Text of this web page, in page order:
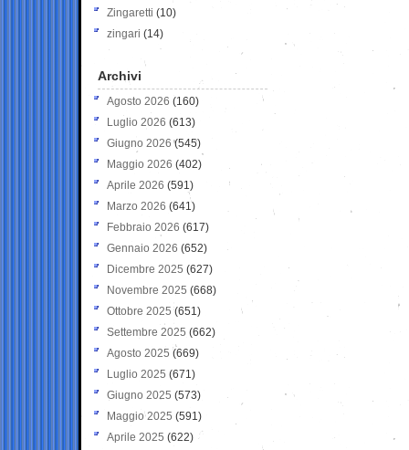
Zingaretti (10)
zingari (14)
Archivi
Agosto 2026 (160)
Luglio 2026 (613)
Giugno 2026 (545)
Maggio 2026 (402)
Aprile 2026 (591)
Marzo 2026 (641)
Febbraio 2026 (617)
Gennaio 2026 (652)
Dicembre 2025 (627)
Novembre 2025 (668)
Ottobre 2025 (651)
Settembre 2025 (662)
Agosto 2025 (669)
Luglio 2025 (671)
Giugno 2025 (573)
Maggio 2025 (591)
Aprile 2025 (622)